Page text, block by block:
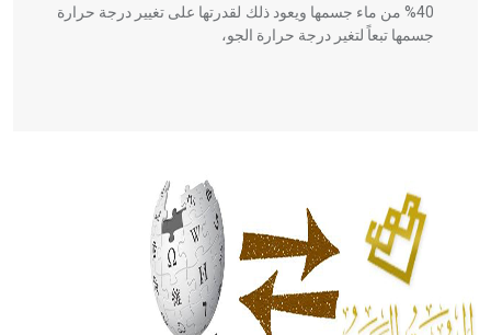
40% من ماء جسمها ويعود ذلك لقدرتها على تغيير درجة حرارة
جسمها تبعاً لتغير درجة حرارة الجو،
الحكم، الأدلة، تنظيم التغذية، ورسالته في جروح الرأس. ويعود
له الفضل بأنه حرر الطب من الدين والفلسفة.
- هل تعلم أن المرجان إفراز حيواني يتكون في البحر ويتركب